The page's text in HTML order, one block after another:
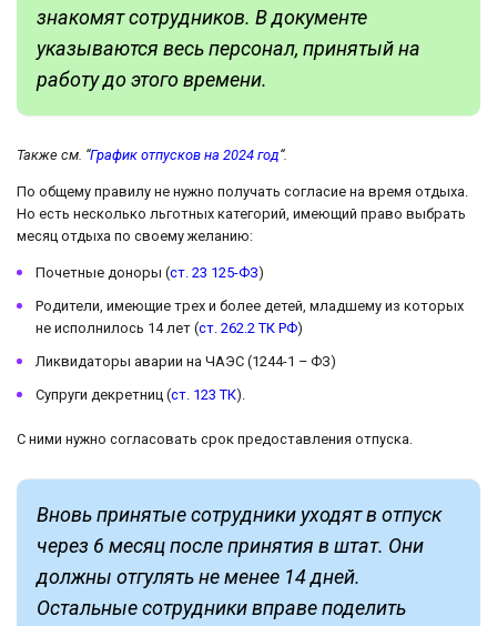
знакомят сотрудников. В документе
указываются весь персонал, принятый на
работу до этого времени.
Также см. “График отпусков на 2024 год“.
По общему правилу не нужно получать согласие на время отдыха.
Но есть несколько льготных категорий, имеющий право выбрать
месяц отдыха по своему желанию:
Почетные доноры (ст. 23 125-ФЗ)
Родители, имеющие трех и более детей, младшему из которых
не исполнилось 14 лет (ст. 262.2 ТК РФ)
Ликвидаторы аварии на ЧАЭС (1244-1 – ФЗ)
Супруги декретниц (ст. 123 ТК).
С ними нужно согласовать срок предоставления отпуска.
Вновь принятые сотрудники уходят в отпуск
через 6 месяц после принятия в штат. Они
должны отгулять не менее 14 дней.
Остальные сотрудники вправе поделить